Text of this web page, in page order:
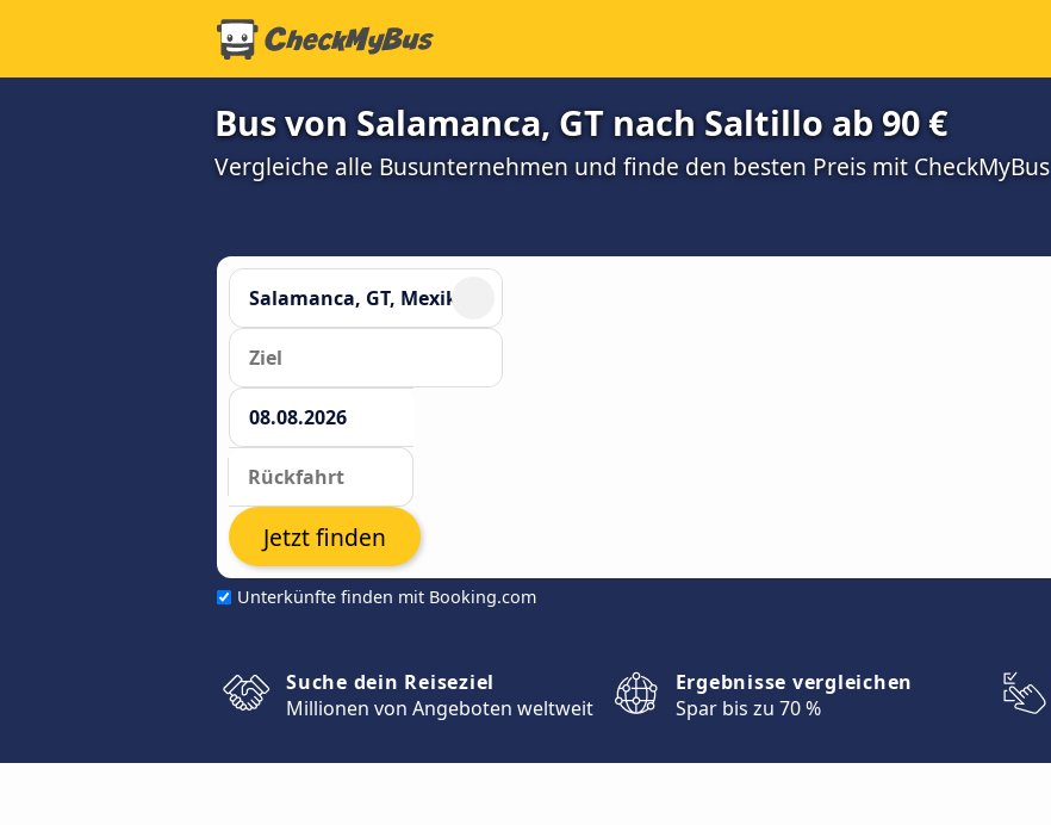
Bus von Salamanca, GT nach Saltillo ab 90 €
Vergleiche alle Busunternehmen und finde den besten Preis mit CheckMyBus
Unterkünfte finden mit Booking.com
Jetzt finden
Suche dein Reiseziel
Millionen von Angeboten weltweit
Ergebnisse vergleichen
Spar bis zu 70 %